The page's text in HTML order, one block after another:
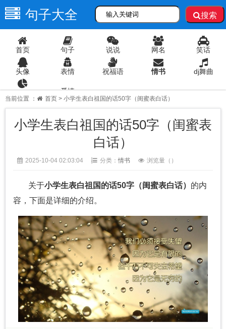
句子大全 搜索
首页 句子 说说 网名 笑话
头像 表情 祝福语 情书 dj舞曲
爱情
当前位置 ： 首页 > 小学生表白祖国的话50字（闺蜜表白话）
小学生表白祖国的话50字（闺蜜表
白话）
2025-10-04 02:03:04 分类： 情书 浏览量（ ）
关于小学生表白祖国的话50字（闺蜜表白话） 的内
容，下面是详细的介绍。